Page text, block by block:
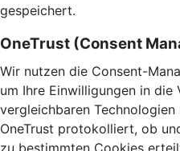
gespeichert.
OneTrust (Consent
Wir nutzen die Consent-
um Ihre Einwilligungen in
vergleichbaren
OneTrust protokolliert, ob
zu bestimmten Cookies